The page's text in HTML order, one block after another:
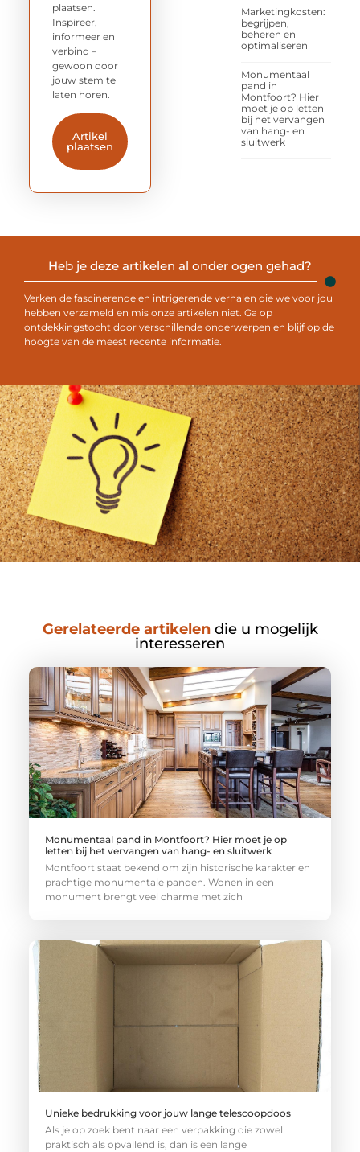
Marketingkosten:
begrijpen,
beheren en
optimaliseren
Monumentaal
pand in
Montfoort? Hier
moet je op letten
bij het vervangen
van hang- en
sluitwerk
plaatsen.
Inspireer,
informeer en
verbind –
gewoon door
jouw stem te
laten horen.
Artikel
plaatsen
Heb je deze artikelen al onder ogen gehad?
Verken de fascinerende en intrigerende verhalen die we voor jou
hebben verzameld en mis onze artikelen niet. Ga op
ontdekkingstocht door verschillende onderwerpen en blijf op de
hoogte van de meest recente informatie.
Gerelateerde artikelendie u mogelijk
interesseren
Monumentaal pand in Montfoort? Hier moet je op
letten bij het vervangen van hang- en sluitwerk
Montfoort staat bekend om zijn historische karakter en
prachtige monumentale panden. Wonen in een
monument brengt veel charme met zich
Unieke bedrukking voor jouw lange telescoopdoos
Als je op zoek bent naar een verpakking die zowel
praktisch als opvallend is, dan is een lange